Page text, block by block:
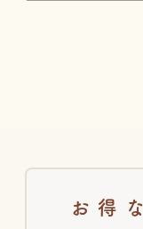
お得